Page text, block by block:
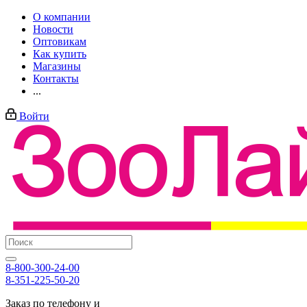
О компании
Новости
Оптовикам
Как купить
Магазины
Контакты
...
Войти
8-800-300-24-00
8-351-225-50-20
Заказ по телефону и